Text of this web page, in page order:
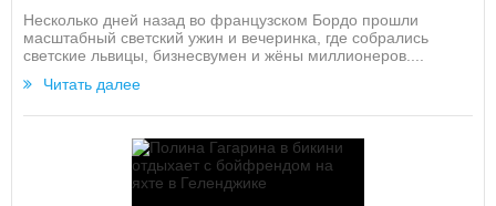
Несколько дней назад во французском Бордо прошли
масштабный светский ужин и вечеринка, где собрались
светские львицы, бизнесвумен и жёны миллионеров....
Читать далее